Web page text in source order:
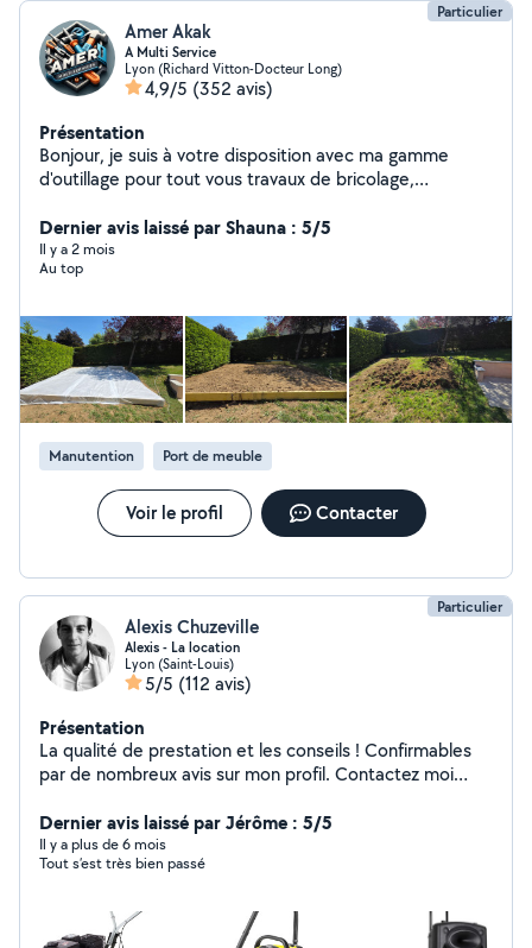
Particulier
Amer Akak
A Multi Service
Lyon (Richard Vitton-Docteur Long)
4,9/5 (352 avis)
Présentation
Bonjour, je suis à votre disposition avec ma gamme
d'outillage pour tout vous travaux de bricolage,
déménagement avec une grande qualité d'intervention
n'hésitez pas à me contacter merci
Dernier avis laissé par Shauna : 5/5
Il y a 2 mois
Au top
Manutention Port de meuble
Voir le profil Contacter
Particulier
Alexis Chuzeville
Alexis - La location
Lyon (Saint-Louis)
5/5 (112 avis)
Présentation
La qualité de prestation et les conseils ! Confirmables
par de nombreux avis sur mon profil. Contactez moi
Dernier avis laissé par Jérôme : 5/5
Il y a plus de 6 mois
Tout s’est très bien passé